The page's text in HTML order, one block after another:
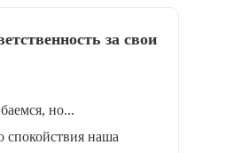
за свои
но...
спокойствия наша